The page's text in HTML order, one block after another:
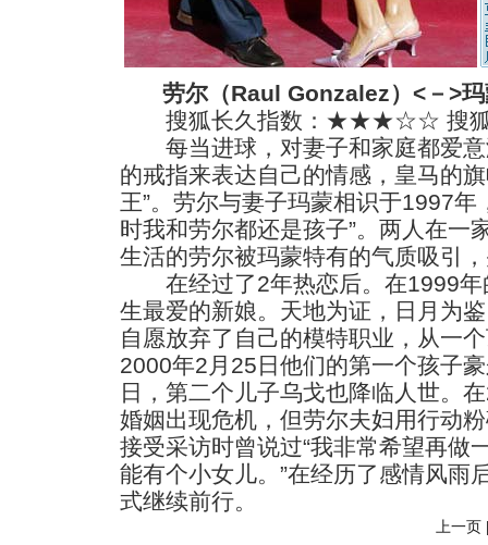
劳尔（Raul Gonzalez）<－>
搜狐长久指数：★★★☆☆ 搜
每当进球，对妻子和家庭都爱意
的戒指来表达自己的情感，皇马的
王”。劳尔与妻子玛蒙相识于1997年
时我和劳尔都还是孩子”。两人在一
生活的劳尔被玛蒙特有的气质吸引
在经过了2年热恋后。在1999年
生最爱的新娘。天地为证，日月为
自愿放弃了自己的模特职业，从一
2000年2月25日他们的第一个孩子
日，第二个儿子乌戈也降临人世。
婚姻出现危机，但劳尔夫妇用行动
接受采访时曾说过“我非常希望再做
能有个小女儿。”在经历了感情风雨
式继续前行。
上一页